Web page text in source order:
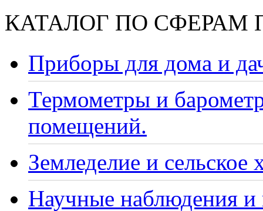
КАТАЛОГ ПО СФЕРАМ
Приборы для дома и
Термометры и
помещений.
Земледелие и сельское
Научные наблюдения и